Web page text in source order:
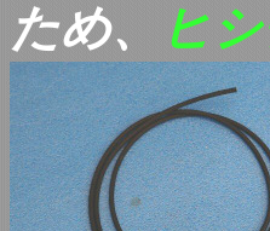
ため、
ヒ